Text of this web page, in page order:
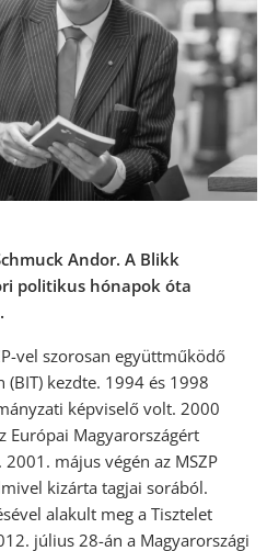
Andor. A Blikk
politikus hónapok óta
vel szorosan együttműködő
kezdte. 1994 és 1998
képviselő volt. 2000
Európai Magyarországért
május végén az MSZP
kizárta tagjai sorából.
alakult meg a Tisztelet
július 28-án a Magyarországi